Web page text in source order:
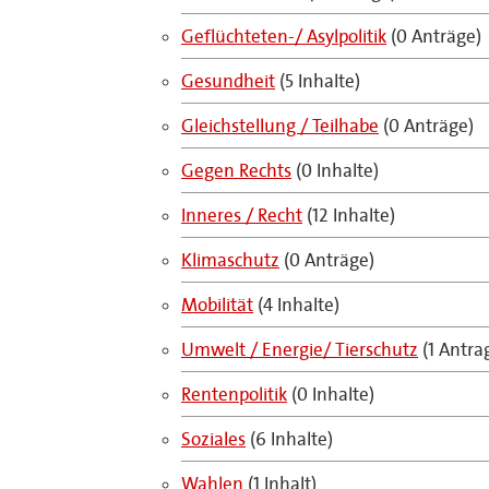
Geflüchteten-/ Asylpolitik (0 Anträge)
Gesundheit (5 Inhalte)
Gleichstellung / Teilhabe (0 Anträge)
Gegen Rechts (0 Inhalte)
Inneres / Recht (12 Inhalte)
Klimaschutz (0 Anträge)
Mobilität (4 Inhalte)
Umwelt / Energie/ Tierschutz (1
Rentenpolitik (0 Inhalte)
Soziales (6 Inhalte)
Wahlen (1 Inhalt)